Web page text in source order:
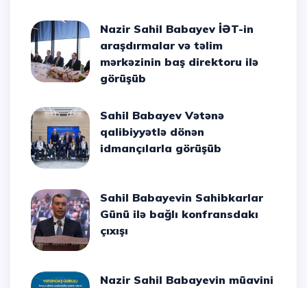
Nazir Sahil Babayev İƏT-in
araşdırmalar və təlim
mərkəzinin baş direktoru ilə
görüşüb
Sahil Babayev Vətənə
qalibiyyətlə dönən
idmançılarla görüşüb
Sahil Babayevin Sahibkarlar
Günü ilə bağlı konfransdakı
çıxışı
Nazir Sahil Babayevin müavini